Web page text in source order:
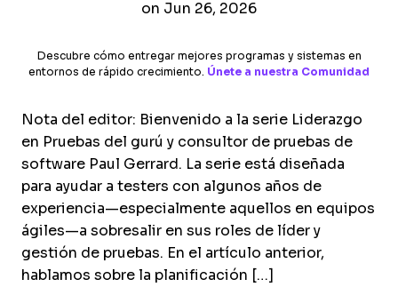
on Jun 26, 2026
Descubre cómo entregar mejores programas y sistemas en
entornos de rápido crecimiento. Únete a nuestra Comunidad
Nota del editor: Bienvenido a la serie Liderazgo
en Pruebas del gurú y consultor de pruebas de
software Paul Gerrard. La serie está diseñada
para ayudar a testers con algunos años de
experiencia—especialmente aquellos en equipos
ágiles—a sobresalir en sus roles de líder y
gestión de pruebas. En el artículo anterior,
hablamos sobre la planificación […]